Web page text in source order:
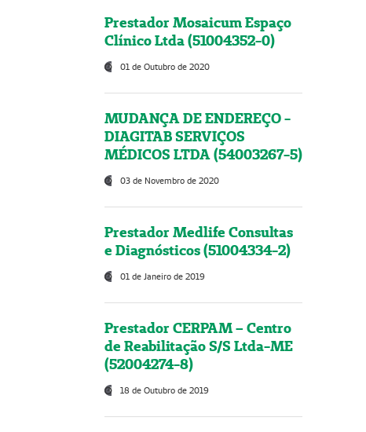
Prestador Mosaicum Espaço
Clínico Ltda (51004352-0)
01 de Outubro de 2020
MUDANÇA DE ENDEREÇO -
DIAGITAB SERVIÇOS
MÉDICOS LTDA (54003267-5)
03 de Novembro de 2020
Prestador Medlife Consultas
e Diagnósticos (51004334-2)
01 de Janeiro de 2019
Prestador CERPAM – Centro
de Reabilitação S/S Ltda-ME
(52004274-8)
18 de Outubro de 2019